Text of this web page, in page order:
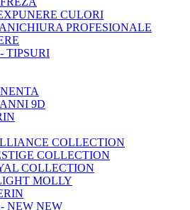
CULORI
PROFESIONALE
TIPSURI
9D
COLLECTION
COLLECTION
COLLECTION
MOLLY
NEW NEW